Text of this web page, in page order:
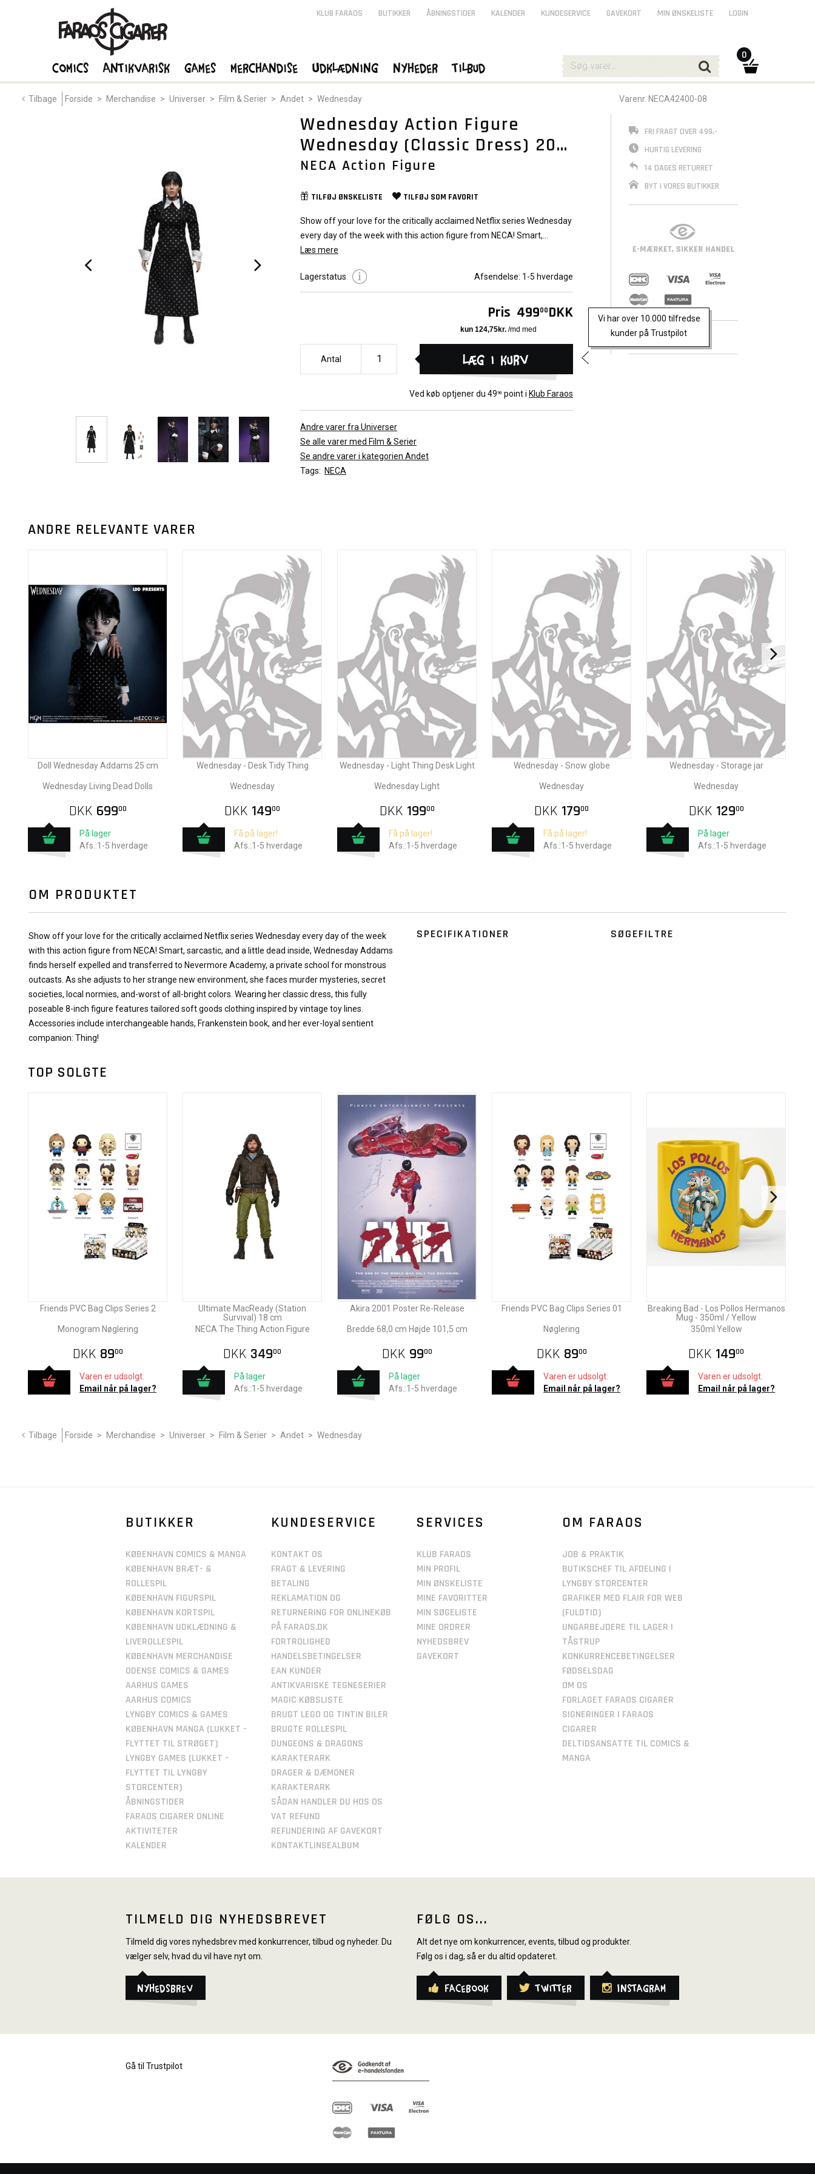
Tilbage Forside > Merchandise > Universer > Film & Serier > Andet > Wednesday Varenr. NECA42400-08
Wednesday Action Figure
Wednesday (Classic Dress) 20
cm
NECA Action Figure
TILFØJ ØNSKELISTE TILFØJ SOM FAVORIT
Show off your love for the critically acclaimed Netflix series Wednesday
every day of the week with this action figure from NECA! Smart,
sarcastic, and a little dead inside, Wednesday Addams finds herself
monstrous outcasts. As she adjusts to her strange new environment,
she faces murder mysteries, secret societies, local normies, and-worst
Læs mere
Lagerstatus Afsendelse: 1-5 hverdage
Pris 49900 DKK
Antal Læg i kurv
Vi har over 10.000 tilfredse
kunder på Trustpilot
Ved køb optjener du 4990 point i Klub Faraos
Andre varer fra Universer
Se alle varer med Film & Serier
Se andre varer i kategorien Andet
Tags: NECA
FRI FRAGT OVER 499,-
HURTIG LEVERING
14 DAGES RETURRET
BYT I VORES BUTIKKER
Trustpilot
ANDRE RELEVANTE VARER
Doll Wednesday Addams 25 cm
Wednesday Living Dead Dolls
DKK 69900
På lager
Afs.:1-5 hverdage
Wednesday - Desk Tidy Thing
Wednesday
DKK 14900
Få på lager!
Afs.:1-5 hverdage
Wednesday - Light Thing Desk Light
Wednesday Light
DKK 19900
Få på lager!
Afs.:1-5 hverdage
Wednesday - Snow globe
Wednesday
DKK 17900
Få på lager!
Afs.:1-5 hverdage
Wednesday - Storage jar
Wednesday
DKK 12900
På lager
Afs.:1-5 hverdage
OM PRODUKTET
Show off your love for the critically acclaimed Netflix series Wednesday every day of the week
with this action figure from NECA! Smart, sarcastic, and a little dead inside, Wednesday Addams
finds herself expelled and transferred to Nevermore Academy, a private school for monstrous
outcasts. As she adjusts to her strange new environment, she faces murder mysteries, secret
societies, local normies, and-worst of all-bright colors. Wearing her classic dress, this fully
poseable 8-inch figure features tailored soft goods clothing inspired by vintage toy lines.
Accessories include interchangeable hands, Frankenstein book, and her ever-loyal sentient
companion: Thing!
SPECIFIKATIONER SØGEFILTRE
TOP SOLGTE
Friends PVC Bag Clips Series 2
Monogram Nøglering
DKK 8900
Varen er udsolgt.
Email når på lager?
Ultimate MacReady (Station
Survival) 18 cm
NECA The Thing Action Figure
DKK 34900
På lager
Afs.:1-5 hverdage
Akira 2001 Poster Re-Release
Bredde 68,0 cm Højde 101,5 cm
DKK 9900
På lager
Afs.:1-5 hverdage
Friends PVC Bag Clips Series 01
Nøglering
DKK 8900
Varen er udsolgt.
Email når på lager?
Breaking Bad - Los Pollos Hermanos
Mug - 350ml / Yellow
350ml Yellow
DKK 14900
Varen er udsolgt.
Email når på lager?
Tilbage Forside > Merchandise > Universer > Film & Serier > Andet > Wednesday
KLUB FARAOS BUTIKKER ÅBNINGSTIDER KALENDER KUNDESERVICE GAVEKORT MIN ØNSKELISTE LOGIN
Comics Antikvarisk Games Merchandise Udklædning Nyheder Tilbud
0
BUTIKKER
KØBENHAVN COMICS & MANGA
KØBENHAVN BRÆT- &
ROLLESPIL
KØBENHAVN FIGURSPIL
KØBENHAVN KORTSPIL
KØBENHAVN UDKLÆDNING &
LIVEROLLESPIL
KØBENHAVN MERCHANDISE
ODENSE COMICS & GAMES
AARHUS GAMES
AARHUS COMICS
LYNGBY COMICS & GAMES
KØBENHAVN MANGA (LUKKET -
FLYTTET TIL STRØGET)
LYNGBY GAMES (LUKKET -
FLYTTET TIL LYNGBY
STORCENTER)
ÅBNINGSTIDER
FARAOS CIGARER ONLINE
AKTIVITETER
KALENDER
KUNDESERVICE
KONTAKT OS
FRAGT & LEVERING
BETALING
REKLAMATION OG
RETURNERING FOR ONLINEKØB
PÅ FARAOS.DK
FORTROLIGHED
HANDELSBETINGELSER
EAN KUNDER
ANTIKVARISKE TEGNESERIER
MAGIC KØBSLISTE
BRUGT LEGO OG TINTIN BILER
BRUGTE ROLLESPIL
DUNGEONS & DRAGONS
KARAKTERARK
DRAGER & DÆMONER
KARAKTERARK
SÅDAN HANDLER DU HOS OS
VAT REFUND
REFUNDERING AF GAVEKORT
KONTAKTLINSEALBUM
SERVICES
KLUB FARAOS
MIN PROFIL
MIN ØNSKELISTE
MINE FAVORITTER
MIN SØGELISTE
MINE ORDRER
NYHEDSBREV
GAVEKORT
OM FARAOS
JOB & PRAKTIK
BUTIKSCHEF TIL AFDELING I
LYNGBY STORCENTER
GRAFIKER MED FLAIR FOR WEB
(FULDTID)
UNGARBEJDERE TIL LAGER I
TÅSTRUP
KONKURRENCEBETINGELSER
FØDSELSDAG
OM OS
FORLAGET FARAOS CIGARER
SIGNERINGER I FARAOS
CIGARER
DELTIDSANSATTE TIL COMICS &
MANGA
TILMELD DIG NYHEDSBREVET
Tilmeld dig vores nyhedsbrev med konkurrencer, tilbud og nyheder. Du
vælger selv, hvad du vil have nyt om.
Nyhedsbrev
FØLG OS...
Alt det nye om konkurrencer, events, tilbud og produkter.
Følg os i dag, så er du altid opdateret.
Facebook Twitter Instagram
Gå til Trustpilot